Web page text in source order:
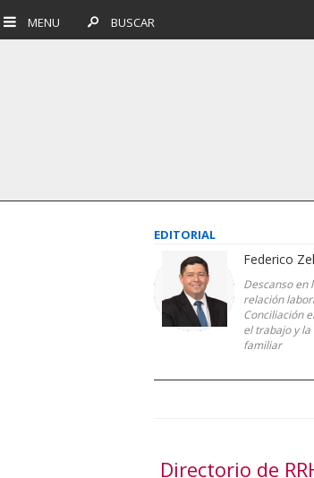
MENU BUSCAR
EDITORIAL
Federico
Descanso en
relación
Conciliación
el trabajo y la
familiar
Directorio de